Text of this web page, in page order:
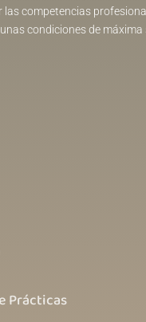
competencias
condiciones de máxima
Prácticas